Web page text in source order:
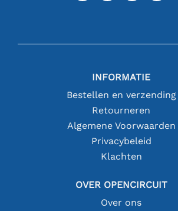
INFORMATIE
Bestellen en verzending
Retourneren
Algemene Voorwaarden
Privacybeleid
Klachten
OVER OPENCIRCUIT
Over ons